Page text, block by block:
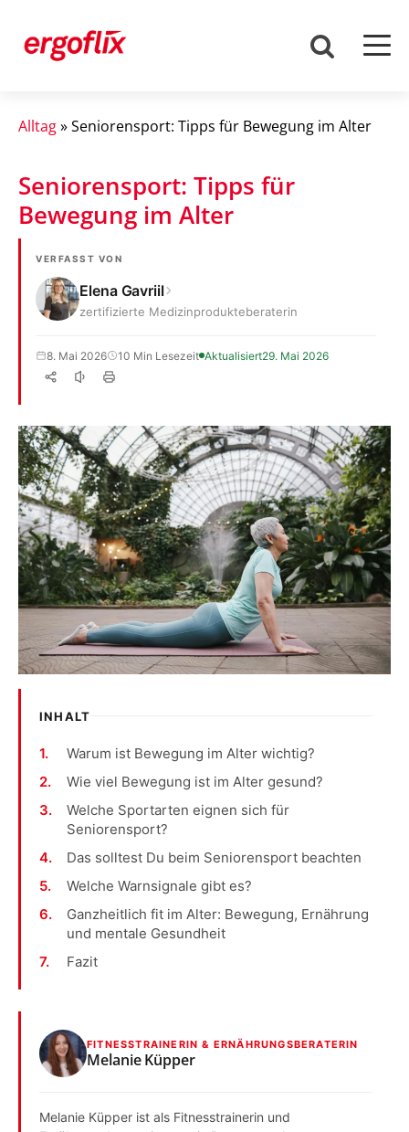
Alltag»Seniorensport: Tipps für Bewegung im Alter
Seniorensport: Tipps für
Bewegung im Alter
VERFASST VON
Elena Gavriil
zertifizierte Medizinprodukteberaterin
8. Mai 2026 10 Min Lesezeit Aktualisiert29. Mai 2026
INHALT
Warum ist Bewegung im Alter wichtig?
Wie viel Bewegung ist im Alter gesund?
Welche Sportarten eignen sich für
Seniorensport?
Das solltest Du beim Seniorensport beachten
Welche Warnsignale gibt es?
Ganzheitlich fit im Alter: Bewegung, Ernährung
und mentale Gesundheit
Fazit
FITNESSTRAINERIN & ERNÄHRUNGSBERATERIN
Melanie Küpper
Melanie Küpper ist als Fitnesstrainerin und